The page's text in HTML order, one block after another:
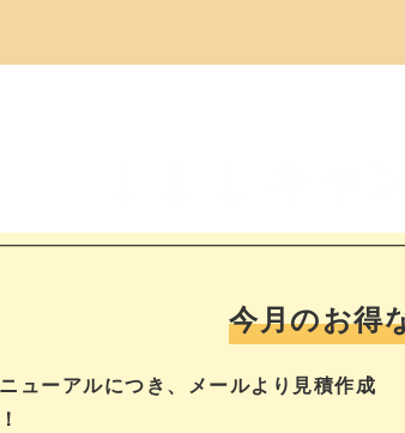
今月のお得
ューアルにつき、メールより見積作成